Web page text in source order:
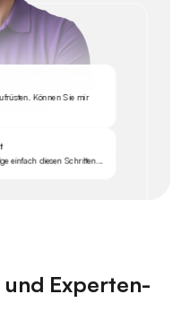
Können Sie mir
einfach diesen Schritten...
Experten-